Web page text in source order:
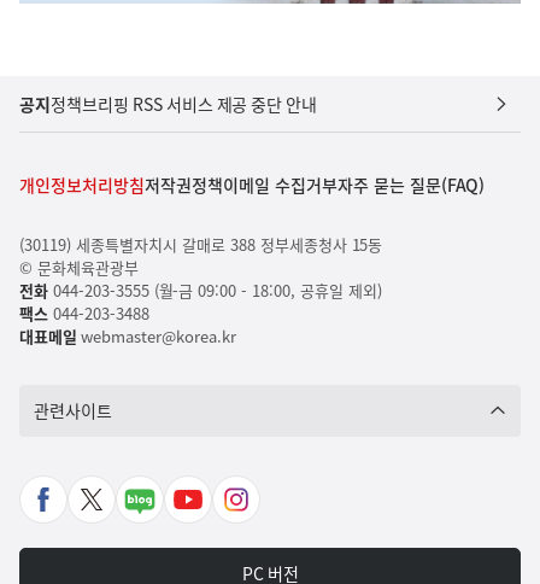
공지정책브리핑 RSS 서비스 제공 중단 안내
개인정보처리방침저작권정책이메일 수집거부자주 묻는 질문(FAQ)
(30119) 세종특별자치시 갈매로 388 정부세종청사 15동
© 문화체육관광부
전화044-203-3555 (월-금 09:00 - 18:00, 공휴일 제외)
팩스044-203-3488
대표메일 webmaster@korea.kr
관련사이트
페
X
네
유
인
타
PC 버전